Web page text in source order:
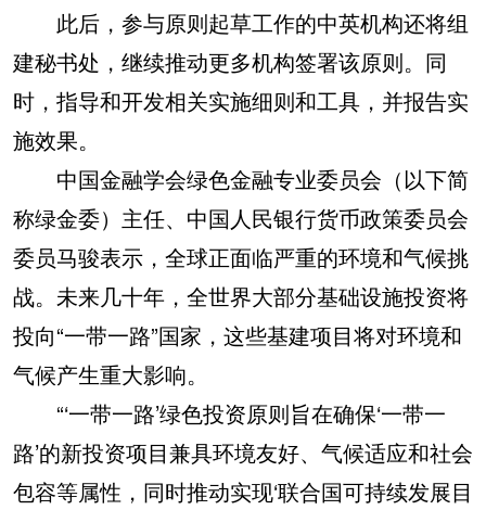
此后，参与原则起草工作的中英机构还将组
建秘书处，继续推动更多机构签署该原则。同
时，指导和开发相关实施细则和工具，并报告实
施效果。
中国金融学会绿色金融专业委员会（以下简
称绿金委）主任、中国人民银行货币政策委员会
委员马骏表示，全球正面临严重的环境和气候挑
战。未来几十年，全世界大部分基础设施投资将
投向“一带一路”国家，这些基建项目将对环境和
气候产生重大影响。
“‘一带一路’绿色投资原则旨在确保‘一带一
路’的新投资项目兼具环境友好、气候适应和社会
包容等属性，同时推动实现‘联合国可持续发展目